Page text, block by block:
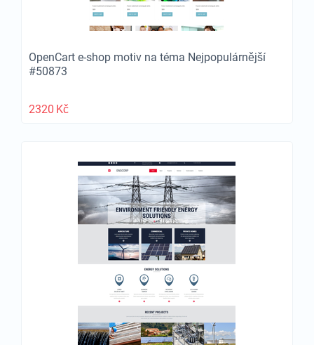
OpenCart e-shop motiv na téma Nejpopulárnější
#50873
2320 Kč